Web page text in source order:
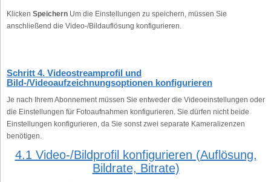
Klicken Speichern Um die Einstellungen zu speichern, müssen Sie
anschließend die Video-/Bildauflösung konfigurieren.
Schritt 4. Videostreamprofil und
Bild-/Videoaufzeichnungsoptionen konfigurieren
Je nach Ihrem Abonnement müssen Sie entweder die Videoeinstellungen oder
die Einstellungen für Fotoaufnahmen konfigurieren. Sie dürfen nicht beide
Einstellungen konfigurieren, da Sie sonst zwei separate Kameralizenzen
benötigen.
4.1 Video-/Bildprofil konfigurieren (Auflösung,
Bildrate, Bitrate)